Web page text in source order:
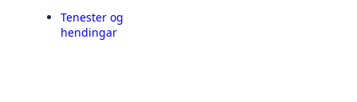
Tenester og
hendingar